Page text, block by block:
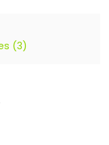
(3)